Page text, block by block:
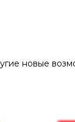
новые